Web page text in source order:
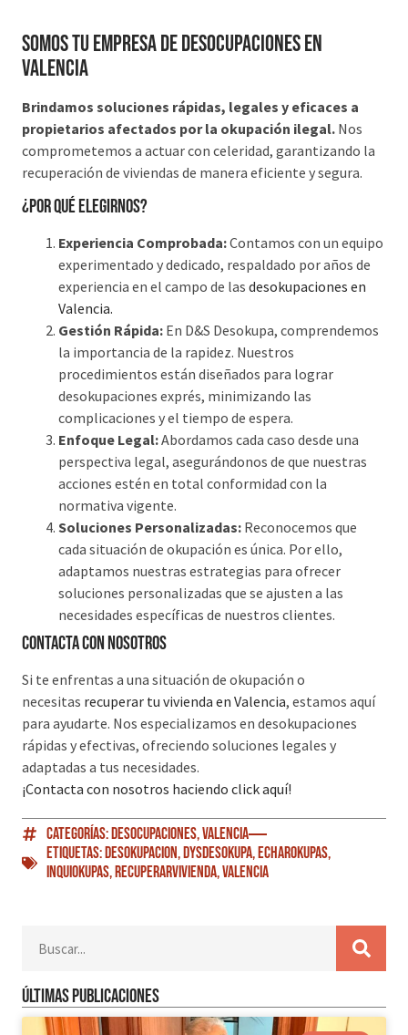
Somos tu Empresa de Desocupaciones en
Valencia
Brindamos soluciones rápidas, legales y eficaces a
propietarios afectados por la okupación ilegal. Nos
comprometemos a actuar con celeridad, garantizando la
recuperación de viviendas de manera eficiente y segura.
¿Por qué elegirnos?
Experiencia Comprobada:Contamos con un equipo
experimentado y dedicado, respaldado por años de
experiencia en el campo de las desokupaciones en
Valencia.
Gestión Rápida: En D&S Desokupa, comprendemos
la importancia de la rapidez. Nuestros
procedimientos están diseñados para lograr
desokupaciones exprés, minimizando las
complicaciones y el tiempo de espera.
Enfoque Legal:Abordamos cada caso desde una
perspectiva legal, asegurándonos de que nuestras
acciones estén en total conformidad con la
normativa vigente.
Soluciones Personalizadas: Reconocemos que
cada situación de okupación es única. Por ello,
adaptamos nuestras estrategias para ofrecer
soluciones personalizadas que se ajusten a las
necesidades específicas de nuestros clientes.
Contacta con nosotros
Si te enfrentas a una situación de okupación o
necesitas recuperar tu vivienda en Valencia, estamos aquí
para ayudarte. Nos especializamos en desokupaciones
rápidas y efectivas, ofreciendo soluciones legales y
adaptadas a tus necesidades.
¡Contacta con nosotros haciendo click aquí!
Categorías:Desocupaciones,Valencia
Etiquetas:Desokupacion,DySDesokupa,EcharOkupas,
Inquiokupas,RecuperarVivienda,Valencia
Últimas publicaciones